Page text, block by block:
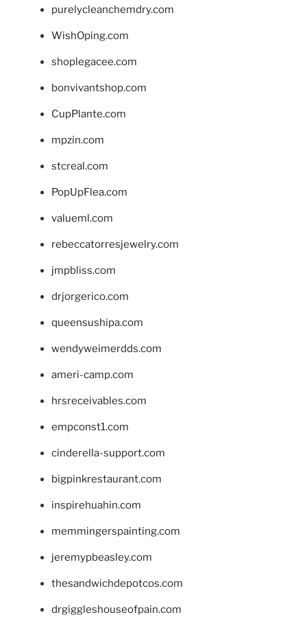
purelycleanchemdry.com
WishOping.com
shoplegacee.com
bonvivantshop.com
CupPlante.com
mpzin.com
stcreal.com
PopUpFlea.com
valueml.com
rebeccatorresjewelry.com
jmpbliss.com
drjorgerico.com
queensushipa.com
wendyweimerdds.com
ameri-camp.com
hrsreceivables.com
empconst1.com
cinderella-support.com
bigpinkrestaurant.com
inspirehuahin.com
memmingerspainting.com
jeremypbeasley.com
thesandwichdepotcos.com
drgiggleshouseofpain.com